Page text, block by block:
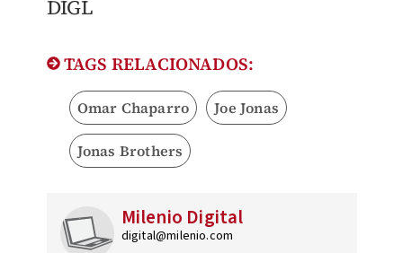
DIGL​
TAGS RELACIONADOS:
Omar Chaparro Joe Jonas
Jonas Brothers
Milenio Digital
digital@milenio.com